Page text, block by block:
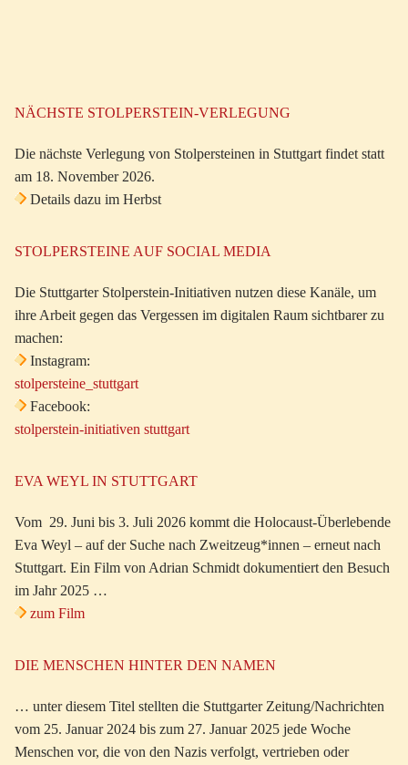
NÄCHSTE STOLPERSTEIN-VERLEGUNG
Die nächste Verlegung von Stolpersteinen in Stuttgart findet statt
am 18. November 2026.
Details dazu im Herbst
STOLPERSTEINE AUF SOCIAL MEDIA
Die Stuttgarter Stolperstein-Initiativen nutzen diese Kanäle, um
ihre Arbeit gegen das Vergessen im digitalen Raum sichtbarer zu
machen:
Instagram:
stolpersteine_stuttgart
Facebook:
stolperstein-initiativen stuttgart
EVA WEYL IN STUTTGART
Vom 29. Juni bis 3. Juli 2026 kommt die Holocaust-Überlebende
Eva Weyl – auf der Suche nach Zweitzeug*innen – erneut nach
Stuttgart. Ein Film von Adrian Schmidt dokumentiert den Besuch
im Jahr 2025 …
zum Film
DIE MENSCHEN HINTER DEN NAMEN
… unter diesem Titel stellten die Stuttgarter Zeitung/Nachrichten
vom 25. Januar 2024 bis zum 27. Januar 2025 jede Woche
Menschen vor, die von den Nazis verfolgt, vertrieben oder